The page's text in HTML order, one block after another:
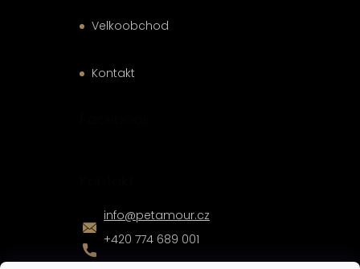
Velkoobchod
Kontakt
info@petamour.cz
+420 774 689 001